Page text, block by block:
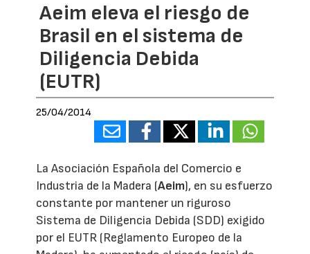
Aeim eleva el riesgo de
Brasil en el sistema de
Diligencia Debida
(EUTR)
25/04/2014
La Asociación Española del Comercio e
Industria de la Madera (Aeim), en su esfuerzo
constante por mantener un riguroso
Sistema de Diligencia Debida (SDD) exigido
por el EUTR (Reglamento Europeo de la